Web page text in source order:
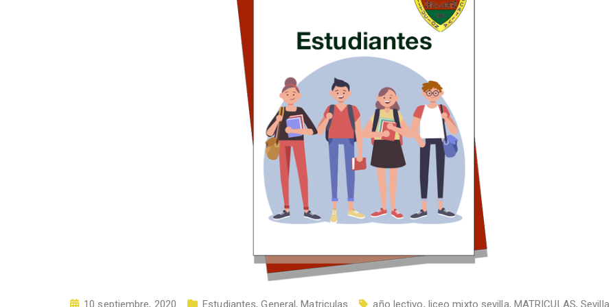
10 septiembre, 2020 Estudiantes,General,Matriculas año lectivo, liceo mixto sevilla, MATRICULAS,Sevilla